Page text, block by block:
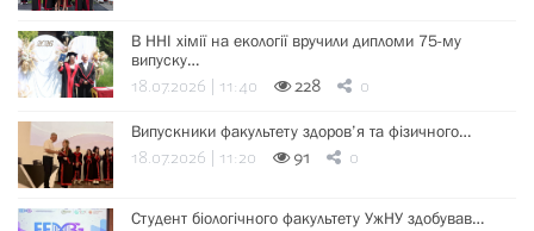
В ННІ хімії на екології вручили дипломи 75-му
випуску…
18.07.2026 | 11:40 228 0
Випускники факультету здоров’я та фізичного…
18.07.2026 | 11:20 91 0
Студент біологічного факультету УжНУ здобував…